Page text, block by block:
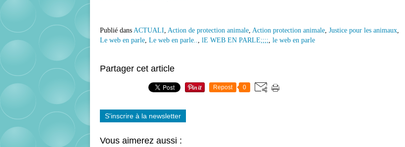
Publié dans ACTUALI, Action de protection animale, Action protection animale, Justice pour les animaux,
Le web en parle, Le web en parle.., lE WEB EN PARLE;;;;, le web en parle
Partager cet article
Repost 0
S'inscrire à la newsletter
Vous aimerez aussi :